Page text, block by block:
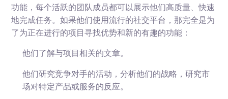
功能，每个活跃的团队成员都可以展示他们高质量、快速
地完成任务。如果他们使用流行的社交平台，那完全是为
了为正在进行的项目寻找优势和新的有趣的功能：
他们了解与项目相关的文章。
他们研究竞争对手的活动，分析他们的战略，研究市
场对特定产品或服务的反应。